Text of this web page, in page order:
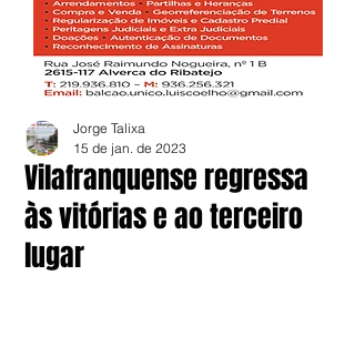
Vilafranquense regressa
às vitórias e ao terceiro
lugar
Jorge Talixa
15 de jan. de 2023